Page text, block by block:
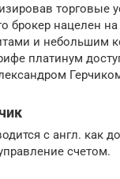
торговые
брокер нацелен
и небольшим
платинум
с англ. как
счетом.